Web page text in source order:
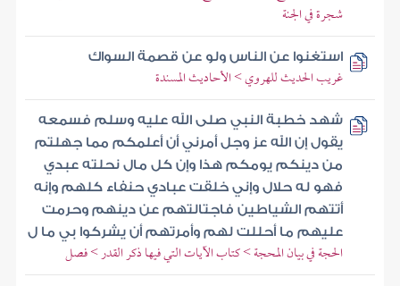
شجرة في الجنة
استغنوا عن الناس ولو عن قصمة السواك
غريب الحديث للهروي > الأحاديث المسندة
شهد خطبة النبي صلى الله عليه وسلم فسمعه
يقول إن الله عز وجل أمرني أن أعلمكم مما جهلتم
من دينكم يومكم هذا وإن كل مال نحلته عبدي
فهو له حلال وإني خلقت عبادي حنفاء كلهم وإنه
أتتهم الشياطين فاجتالتهم عن دينهم وحرمت
عليهم ما أحللت لهم وأمرتهم أن يشركوا بي ما ل
الحجة في بيان المحجة > كتاب الآيات التي فيها ذكر القدر > فصل